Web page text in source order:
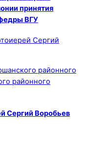
принятия
ВГУ
районного
районного
Сергий Воробьев